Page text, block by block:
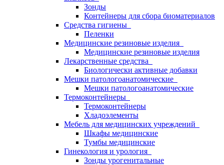
Зонды
Контейнеры для сбора биоматериалов
Средства гигиены
Пеленки
Медицинские резиновые изделия
Медицинские резиновые изделия
Лекарственные средства
Биологически активные добавки
Мешки патологоанатомические
Мешки патологоанатомические
Термоконтейнеры
Термоконтейнеры
Хладоэлементы
Мебель для медицинских учреждений
Шкафы медицинские
Тумбы медицинские
Гинекология и урология
Зонды урогенитальные